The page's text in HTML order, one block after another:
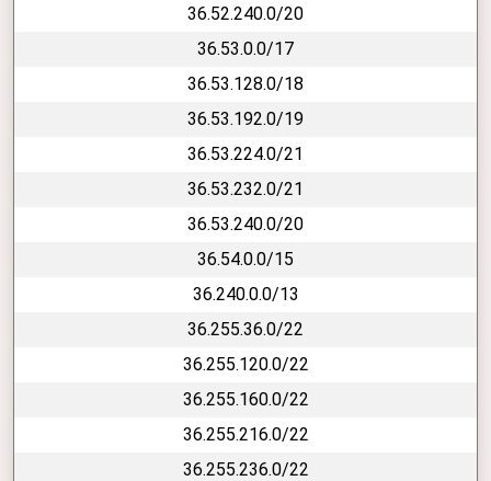
36.52.240.0/20
36.53.0.0/17
36.53.128.0/18
36.53.192.0/19
36.53.224.0/21
36.53.232.0/21
36.53.240.0/20
36.54.0.0/15
36.240.0.0/13
36.255.36.0/22
36.255.120.0/22
36.255.160.0/22
36.255.216.0/22
36.255.236.0/22